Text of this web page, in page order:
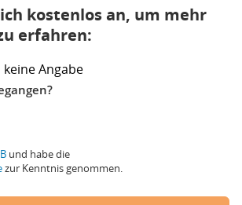
kostenlos an, um mehr
erfahren:
keine Angabe
und habe die
zur Kenntnis genommen.